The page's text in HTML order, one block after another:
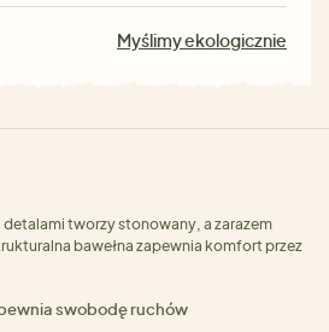
Myślimy ekologicznie
detalami tworzy stonowany, a zarazem
bawełna zapewnia komfort przez
swobodę ruchów